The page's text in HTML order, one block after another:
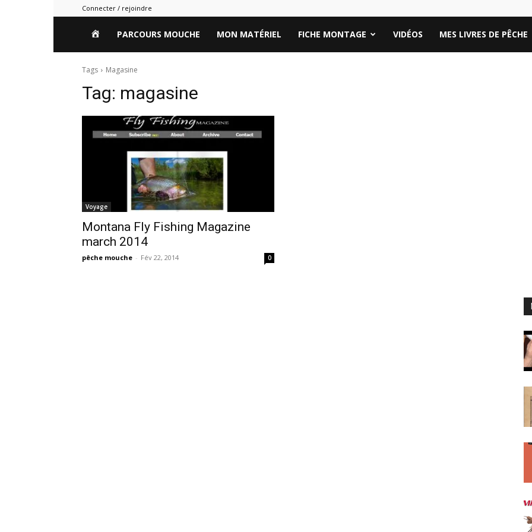
Connecter / rejoindre
HOMEPARCOURS MOUCHE MON MATÉRIEL FICHE MONTAGE VIDÉOS MES LIVRES DE PÊCHE
Tags Magasine
Tag: magasine
Voyage
Montana Fly Fishing Magazine
march 2014
pêche mouche - Fév 22, 2014 0